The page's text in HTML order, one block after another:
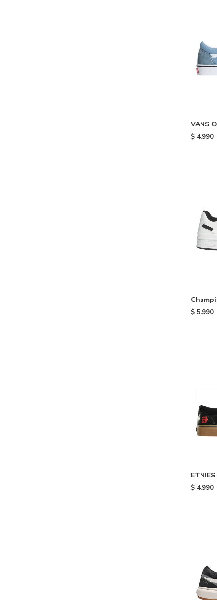
VANS
Blue
$ 4.990
CL -
$ 5.990
$ 4.990